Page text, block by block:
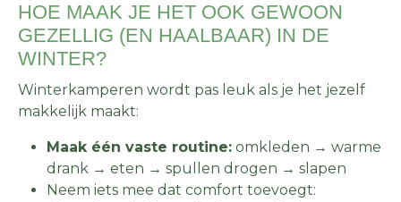
HOE MAAK JE HET OOK GEWOON
GEZELLIG (EN HAALBAAR) IN DE
WINTER?
Winterkamperen wordt pas leuk als je het jezelf
makkelijk maakt:
Maak één vaste routine: omkleden → warme
drank → eten → spullen drogen → slapen
Neem iets mee dat comfort toevoegt: